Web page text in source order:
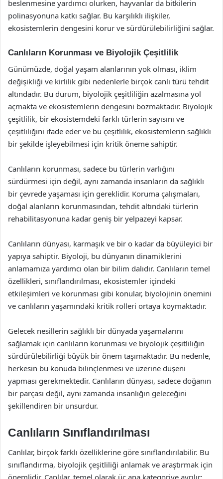
beslenmesine yardımcı olurken, hayvanlar da bitkilerin
polinasyonuna katkı sağlar. Bu karşılıklı ilişkiler,
ekosistemlerin dengesini korur ve sürdürülebilirliğini sağlar.
Canlıların Korunması ve Biyolojik Çeşitlilik
Günümüzde, doğal yaşam alanlarının yok olması, iklim
değişikliği ve kirlilik gibi nedenlerle birçok canlı türü tehdit
altındadır. Bu durum, biyolojik çeşitliliğin azalmasına yol
açmakta ve ekosistemlerin dengesini bozmaktadır. Biyolojik
çeşitlilik, bir ekosistemdeki farklı türlerin sayısını ve
çeşitliliğini ifade eder ve bu çeşitlilik, ekosistemlerin sağlıklı
bir şekilde işleyebilmesi için kritik öneme sahiptir.
Canlıların korunması, sadece bu türlerin varlığını
sürdürmesi için değil, aynı zamanda insanların da sağlıklı
bir çevrede yaşaması için gereklidir. Koruma çalışmaları,
doğal alanların korunmasından, tehdit altındaki türlerin
rehabilitasyonuna kadar geniş bir yelpazeyi kapsar.
Canlıların dünyası, karmaşık ve bir o kadar da büyüleyici bir
yapıya sahiptir. Biyoloji, bu dünyanın dinamiklerini
anlamamıza yardımcı olan bir bilim dalıdır. Canlıların temel
özellikleri, sınıflandırılması, ekosistemler içindeki
etkileşimleri ve korunması gibi konular, biyolojinin önemini
ve canlıların yaşamındaki kritik rolleri ortaya koymaktadır.
Gelecek nesillerin sağlıklı bir dünyada yaşamalarını
sağlamak için canlıların korunması ve biyolojik çeşitliliğin
sürdürülebilirliği büyük bir önem taşımaktadır. Bu nedenle,
herkesin bu konuda bilinçlenmesi ve üzerine düşeni
yapması gerekmektedir. Canlıların dünyası, sadece doğanın
bir parçası değil, aynı zamanda insanlığın geleceğini
şekillendiren bir unsurdur.
Canlıların Sınıflandırılması
Canlılar, birçok farklı özelliklerine göre sınıflandırılabilir. Bu
sınıflandırma, biyolojik çeşitliliği anlamak ve araştırmak için
önemlidir. Canlılar, temel olarak üç ana kategoriye ayrılır: